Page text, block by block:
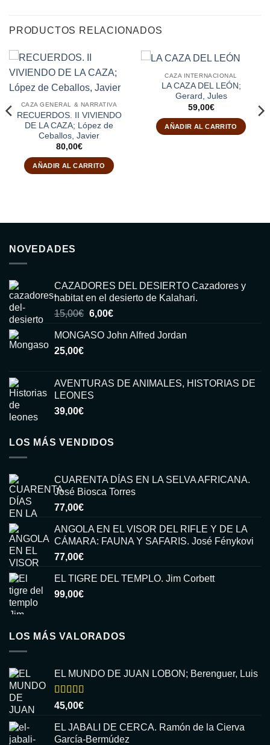
PRODUCTOS RELACIONADOS
CAZA GENERAL & NARRATIVA
RECUERDOS. II VIVIENDO
DE LA CAZA; López de
Ceballos, Javier
80,00€
AÑADIR AL CARRITO
CAZA INTERNACIONAL
LA CAZA DEL LEÓN;
Gerard, Jules
59,00€
AÑADIR AL CARRITO
NOVEDADES
CAZADORES DEL DESIERTO Cazadores y
habitat en el desierto de Kalahari.
15,00€ El
original
6,00€El
actual
MONGASO John Alfred Jordan
25,00€
AVENTURAS DE ANIMALES, HISTORIAS DE
LEONES
39,00€
LOS MÁS VENDIDOS
CUARENTA DÍAS EN LA SELVA AFRICANA.
José Biosca Torres
77,00€
ANGOLA EN EL VISOR DEL RIFLE Y DE LA
CÁMARA: FAUNA Y SAFARIS. José Fénykovi
77,00€
EL TIGRE DEL TEMPLO. Jim Corbett
99,00€
LOS MÁS VALORADOS
EL MUNDO DE JUAN LOBON; Berenguer, Luis
Valorado
con
5
45,00€
EL JABALI DE CERCA. Ramón de la Cierva
García-Bermúdez